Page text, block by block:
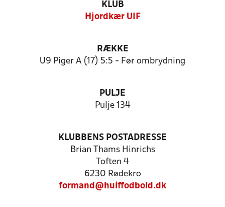
KLUB
Hjordkær UIF
RÆKKE
U9 Piger A (17) 5:5 - Før ombrydning
PULJE
Pulje 134
KLUBBENS POSTADRESSE
Brian Thams Hinrichs
Toften 4
6230 Rødekro
formand@huiffodbold.dk